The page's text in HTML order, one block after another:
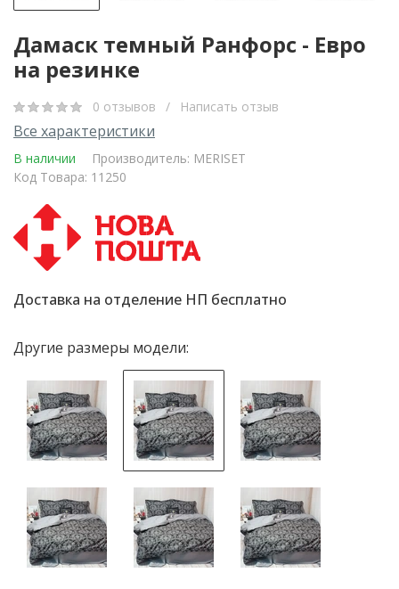
Дамаск темный Ранфорс - Евро
на резинке
0 отзывов / Написать отзыв
Все характеристики
В наличии Производитель: MERISET
Код Товара: 11250
Доставка на отделение НП бесплатно
Другие размеры модели: